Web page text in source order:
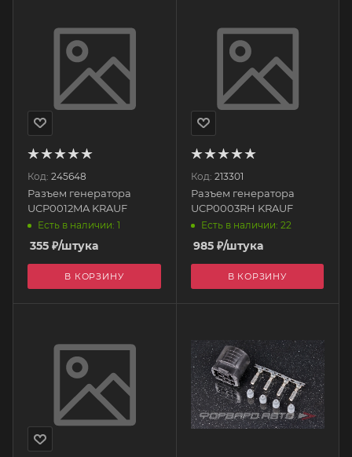
Код: 245648
Разъем генератора
UCP0012MA KRAUF
Есть в наличии: 1
355 ₽/штука
В КОРЗИНУ
Код: 213301
Разъем генератора
UCP0003RH KRAUF
Есть в наличии: 22
985₽/штука
В КОРЗИНУ